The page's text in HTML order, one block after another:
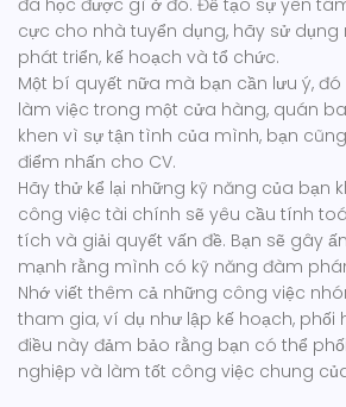
đã học được gì ở đó. Để tạo sự yên
cực cho nhà tuyển dụng, hãy sử dụng
phát triển, kế hoạch và tổ chức.
Một bí quyết nữa mà bạn cần lưu ý,
làm việc trong một cửa hàng, quán
khen vì sự tận tình của mình, bạn
điểm nhấn cho CV.
Hãy thử kể lại những kỹ năng của bạn
công việc tài chính sẽ yêu cầu tính
tích và giải quyết vấn đề. Bạn sẽ gây
mạnh rằng mình có kỹ năng đàm
Nhớ viết thêm cả những công việc
tham gia, ví dụ như lập kế hoạch, phối
điều này đảm bảo rằng bạn có thể
nghiệp và làm tốt công việc chung